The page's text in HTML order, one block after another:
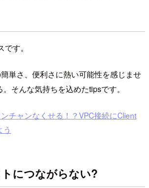
す。
単さ、便利さに熱い可能性を感じませ
そんな気持ちを込めたtipsです。
チャンなくせる！？VPC接続にClient
につながらない?